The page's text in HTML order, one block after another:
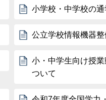
小学校・中学校の
公立学校情報機器
小・中学生向け授
ついて